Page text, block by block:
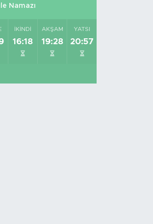
Namazı
İKINDI
16:18
AKŞAM
19:28
YATSI
20:57